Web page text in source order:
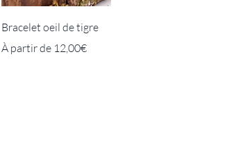
Bracelet oeil de tigre
À partir de 12,00€
Prix promotionnel